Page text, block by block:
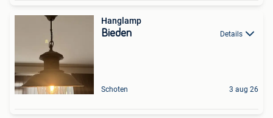
Hanglamp
Bieden Details
Schoten 3 aug 26